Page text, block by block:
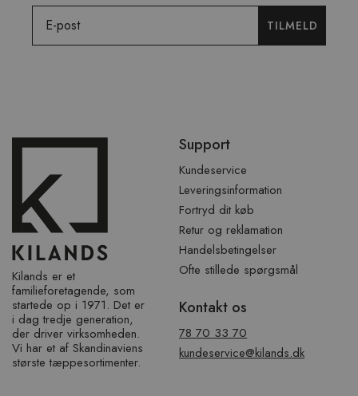
TILMELD
over
Kilands er et
familieforetagende, som
startede op i 1971. Det er
i dag tredje generation,
der driver virksomheden.
Vi har et af ​​Skandinaviens
største tæppesortimenter.
Support
Kundeservice
Leveringsinformation
Fortryd dit køb
Retur og reklamation
Handelsbetingelser
Ofte stillede spørgsmål
Kontakt os
78 70 33 70
kundeservice@kilands.dk